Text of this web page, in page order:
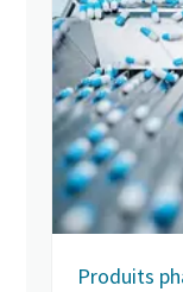
Produits